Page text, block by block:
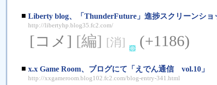
■ Liberty blog、「ThunderFuture」進捗スクリーンショ
http://libertyhp.blog35.fc2.com/
[コメ] [編] [消] (+1186)
■ x.x Game Room、ブログにて「えでん通信 vol.10」
http://xxgameroom.blog102.fc2.com/blog-entry-341.html